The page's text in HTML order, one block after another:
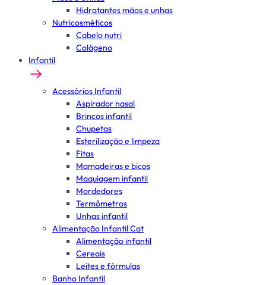
Hidratantes mãos e unhas
Nutricosméticos
Cabelo nutri
Colágeno
Infantil
Acessórios Infantil
Aspirador nasal
Brincos infantil
Chupetas
Esterilização e limpeza
Fitas
Mamadeiras e bicos
Maquiagem infantil
Mordedores
Termômetros
Unhas infantil
Alimentação Infantil Cat
Alimentação infantil
Cereais
Leites e fórmulas
Banho Infantil